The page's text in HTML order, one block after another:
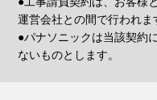
運営会社との間で行われま
●パナソニックは当該契約
ないものとします。